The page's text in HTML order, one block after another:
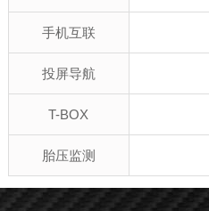
手机互联
投屏导航
T-BOX
胎压监测